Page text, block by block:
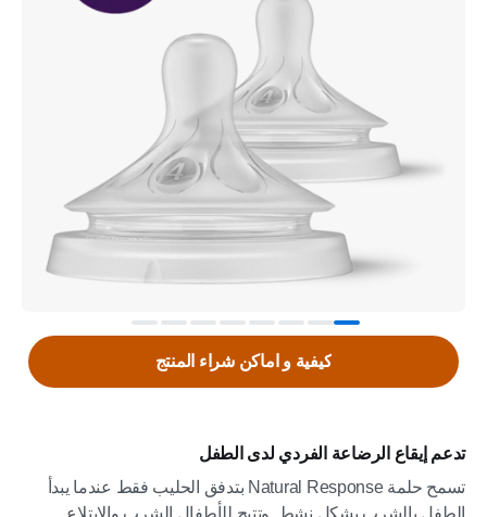
تدعم إيقاع الرضاعة الفردي لدى الطفل
تسمح حلمة Natural Response بتدفق الحليب فقط عندما يبدأ
الطفل بالشرب بشكل نشط. وتتيح للأطفال الشرب والابتلاع
كيفية و اماكن شراء المنتج